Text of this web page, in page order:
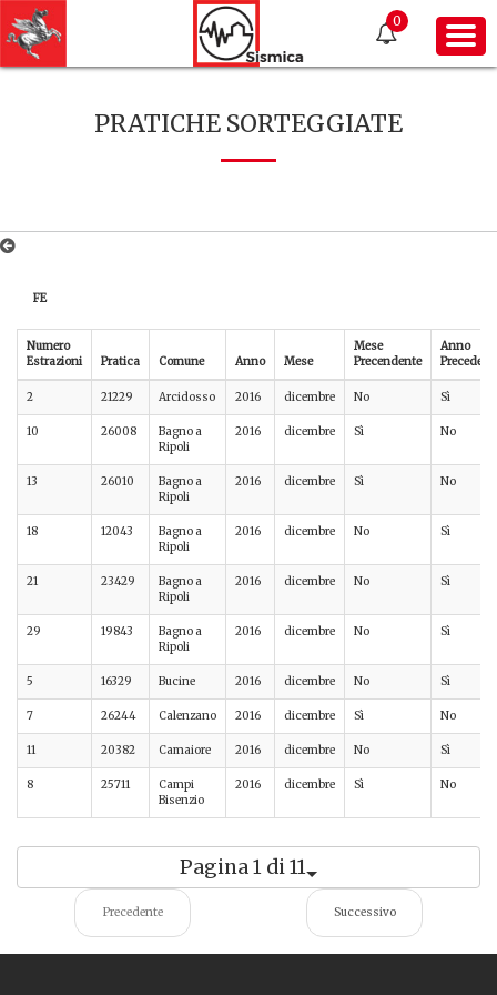
0
PRATICHE SORTEGGIATE
FE
Numero
Estrazioni
Pratica Comune Anno Mese
Mese
Precendente
Anno
2 21229 Arcidosso 2016 dicembre No Sì
10 26008
Bagno a
Ripoli
2016 dicembre Sì No
13 26010
Bagno a
Ripoli
2016 dicembre Sì No
18 12043
Bagno a
Ripoli
2016 dicembre No Sì
21 23429
Bagno a
Ripoli
2016 dicembre No Sì
29 19843
Bagno a
Ripoli
2016 dicembre No Sì
5 16329 Bucine 2016 dicembre No Sì
7 26244 Calenzano 2016 dicembre Sì No
11 20382 Camaiore 2016 dicembre No Sì
8 25711
Campi
Bisenzio
2016 dicembre Sì No
Pagina 1 di 11
Precedente Successivo